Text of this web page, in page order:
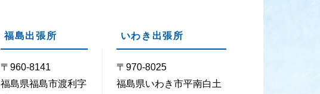
福島出張所
〒960-8141
福島県福島市渡利字
いわき出張所
〒970-8025
福島県いわき市平南白土